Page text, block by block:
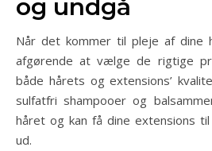
og undgå
Når det kommer til pleje af dine
afgørende at vælge de rigtige
både hårets og extensions’
sulfatfri shampooer og
håret og kan få dine extensions
ud.